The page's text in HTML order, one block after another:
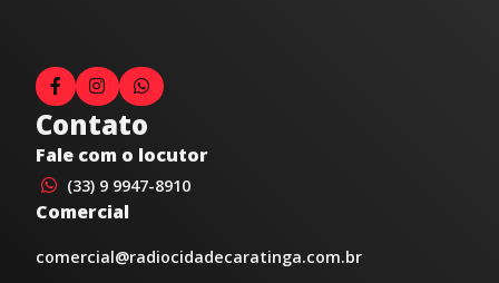
Contato
Fale com o locutor
(33) 9 9947-8910
Comercial
comercial@radiocidadecaratinga.com.br